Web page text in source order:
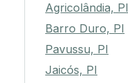
Agricolândia, PI
Barro Duro, PI
Pavussu, PI
Jaicós, PI